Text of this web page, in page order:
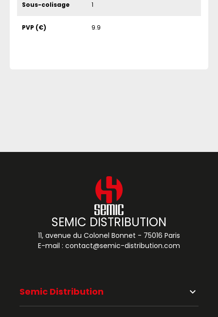
Sous-colisage 1
PVP (€) 9.9
Semic Distribution keyboard_arrow_down
SEMIC DISTRIBUTION
11, avenue du Colonel Bonnet - 75016 Paris
E-mail : contact@semic-distribution.com